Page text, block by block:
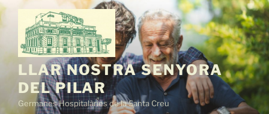
Vés
contingut
LLAR NOSTRA SENYORA
DEL PILAR
Germanes Hospitalàries de la Santa Creu